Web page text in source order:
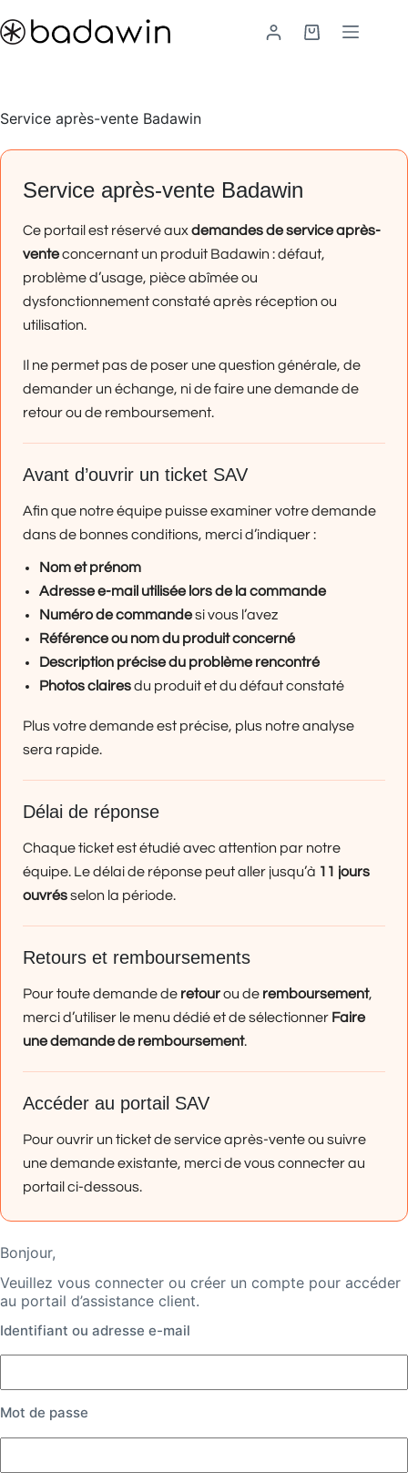
au
contenu
Panier
Service après-vente Badawin
Service après-vente Badawin
Ce portail est réservé auxdemandes de service après-
venteconcernant un produit Badawin : défaut,
problème d’usage, pièce abîmée ou
dysfonctionnement constaté après réception ou
utilisation.
Il ne permet pas de poser une question générale, de
demander un échange, ni de faire une demande de
retour ou de remboursement.
Avant d’ouvrir un ticket SAV
Afin que notre équipe puisse examiner votre demande
dans de bonnes conditions, merci d’indiquer :
Nom et prénom
Adresse e-mail utilisée lors de la commande
Numéro de commandesi vous l’avez
Référence ou nom du produit concerné
Description précise du problème rencontré
Photos clairesdu produit et du défaut constaté
Plus votre demande est précise, plus notre analyse
sera rapide.
Délai de réponse
Chaque ticket est étudié avec attention par notre
équipe. Le délai de réponse peut aller jusqu’à 11 jours
ouvrésselon la période.
Retours et remboursements
Pour toute demande de retourou de remboursement,
merci d’utiliser le menu dédié et de sélectionner Faire
une demande de remboursement.
Accéder au portail SAV
Pour ouvrir un ticket de service après-vente ou suivre
une demande existante, merci de vous connecter au
portail ci-dessous.
Bonjour,
Veuillez vous connecter ou créer un compte pour accéder
au portail d’assistance client.
Identifiant ou adresse e-mail
Mot de passe